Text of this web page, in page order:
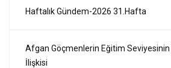
Haftalık Gündem-2026 31.Hafta
Afgan Göçmenlerin Eğitim Seviyesinin
İlişkisi